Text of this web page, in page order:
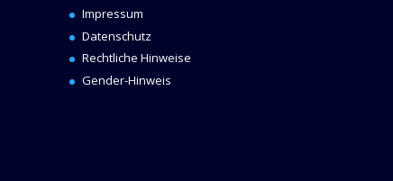
Impressum
Datenschutz
Rechtliche Hinweise
Gender-Hinweis